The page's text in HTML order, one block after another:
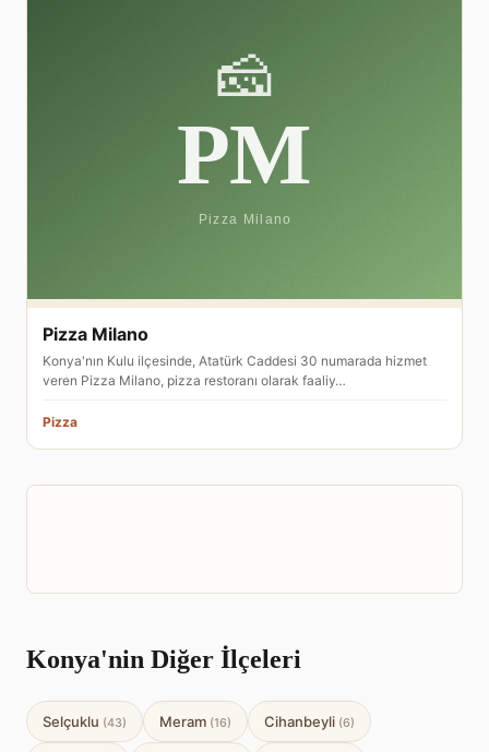
Pizza Milano
Konya'nın Kulu ilçesinde, Atatürk Caddesi 30 numarada hizmet
veren Pizza Milano, pizza restoranı olarak faaliy…
Pizza
Konya'nin Diğer İlçeleri
Selçuklu (43) Meram (16) Cihanbeyli (6)